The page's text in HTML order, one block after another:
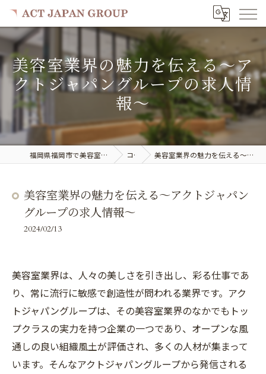
美容室業界の魅力を伝える〜ア
クトジャパングループの求人情
報〜
福岡県福岡市で美容室の求人ならACT JAPAN GROUP コラム 美容室業界の魅力を伝える〜アクトジャパングループの求人情報〜
美容室業界の魅力を伝える〜アクトジャパン
グループの求人情報〜
2024/02/13
美容室業界は、人々の美しさを引き出し、彩る仕事であ
り、常に流行に敏感で創造性が問われる業界です。アク
トジャパングループは、その美容室業界のなかでもトッ
プクラスの実力を持つ企業の一つであり、オープンな風
通しの良い組織風土が評価され、多くの人材が集まって
います。そんなアクトジャパングループから発信される